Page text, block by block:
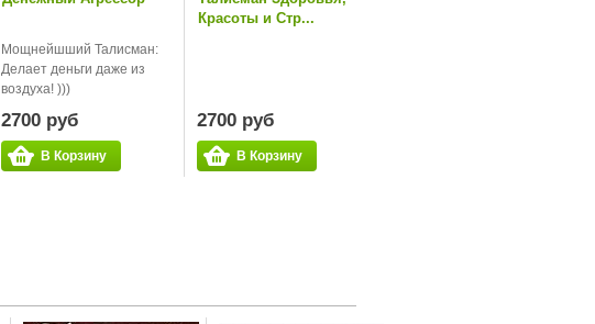
Мощнейшший Талисман:
Делает деньги даже из
воздуха! )))
2700 руб
В Корзину
Красоты и Стр...
2700 руб
В Корзину